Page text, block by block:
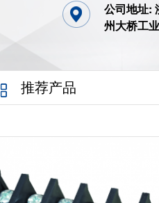
公司地址:
州大桥工
推荐产品